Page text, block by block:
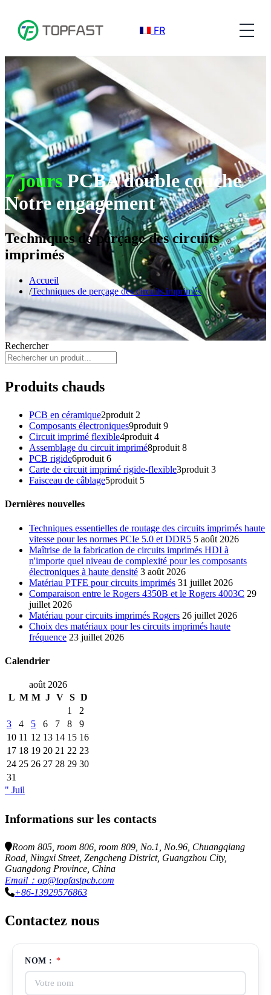
FR
7 jours PCBA double couche
Notre engagement
Techniques de perçage des circuits
imprimés
Accueil
Techniques de perçage des circuits imprimés
Rechercher
Produits chauds
PCB en céramique2produit 2
Composants électroniques9produit 9
Circuit imprimé flexible4produit 4
Assemblage du circuit imprimé8produit 8
PCB rigide6produit 6
Carte de circuit imprimé rigide-flexible3produit 3
Faisceau de câblage5produit 5
Dernières nouvelles
Techniques essentielles de routage des circuits imprimés haute
vitesse pour les normes PCIe 5.0 et DDR5 5 août 2026
Maîtrise de la fabrication de circuits imprimés HDI à
n'importe quel niveau de complexité pour les composants
électroniques à haute densité 3 août 2026
Matériau PTFE pour circuits imprimés 31 juillet 2026
Comparaison entre le Rogers 4350B et le Rogers 4003C 29
juillet 2026
Matériau pour circuits imprimés Rogers 26 juillet 2026
Choix des matériaux pour les circuits imprimés haute
fréquence 23 juillet 2026
Calendrier
août 2026
L M M J V S D
1
2
3
4 5 6 7 8
9
10 11 12 13 14 15 16
17 18 19 20 21 22 23
24 25 26 27 28 29 30
31
" Juil
Informations sur les contacts
Room 805, room 806, room 809, No.1, No.96, Chuangqiang
Road, Ningxi Street, Zengcheng District, Guangzhou City,
Guangdong Province, China
Email：op@topfastpcb.com
+86-13929576863
Contactez nous
NOM : *